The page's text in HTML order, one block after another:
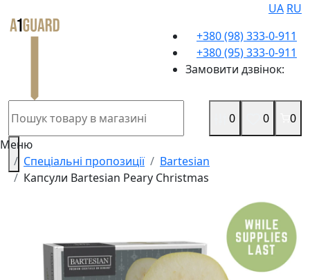
UA RU
+380 (98) 333-0-911
+380 (95) 333-0-911
Замовити дзвінок:
0 0
0
Меню
Спеціальні пропозиції
Bartesian
Капсули Bartesian Peary Christmas